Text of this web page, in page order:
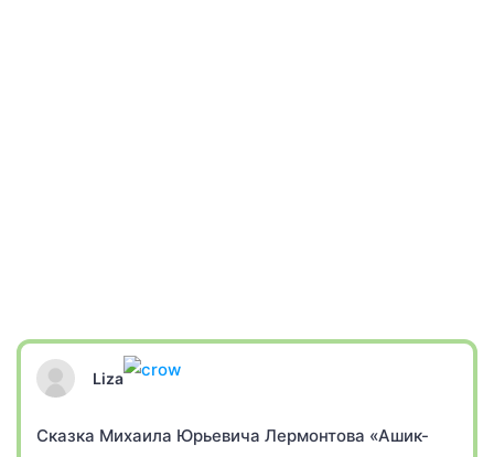
Liza
Сказка Михаила Юрьевича Лермонтова «Ашик-